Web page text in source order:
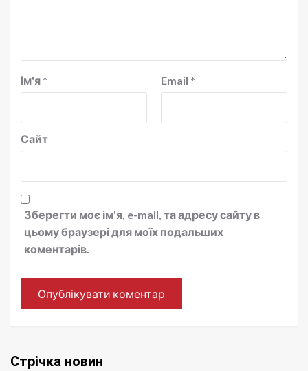
Ім'я * Email *
Сайт
Зберегти моє ім'я, e-mail, та адресу сайту в
цьому браузері для моїх подальших
коментарів.
Стрічка новин